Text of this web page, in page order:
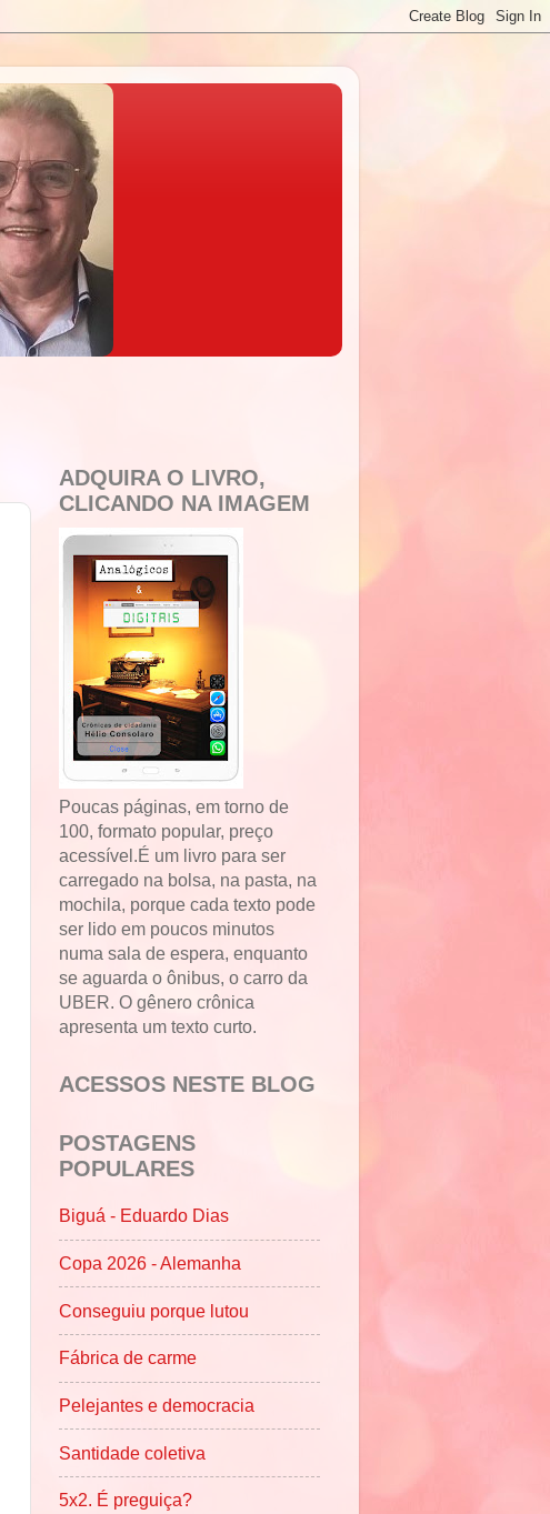
ADQUIRA O LIVRO,
CLICANDO NA IMAGEM
Poucas páginas, em torno de
100, formato popular, preço
acessível.É um livro para ser
carregado na bolsa, na pasta, na
mochila, porque cada texto pode
ser lido em poucos minutos
numa sala de espera, enquanto
se aguarda o ônibus, o carro da
UBER. O gênero crônica
apresenta um texto curto.
ACESSOS NESTE BLOG
POSTAGENS
POPULARES
Biguá - Eduardo Dias
Copa 2026 - Alemanha
Conseguiu porque lutou
Fábrica de carme
Pelejantes e democracia
Santidade coletiva
5x2. É preguiça?